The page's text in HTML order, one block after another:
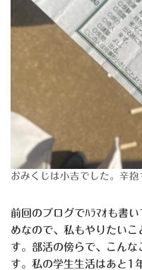
おみくじは小吉でした。辛抱
前回のブログでﾊﾗﾏｵも書
めなので、私もやりたい
す。部活の傍らで、こん
す。私の学生生活はあと1